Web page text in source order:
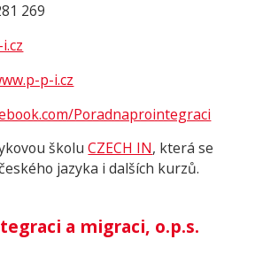
269
p-i.cz
Poradnaprointegraci
školuCZECH IN, která se
jazyka i dalších kurzů.
a migraci, o.p.s.